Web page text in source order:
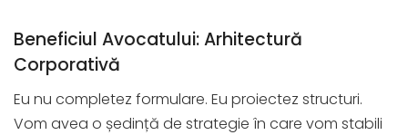
Beneficiul Avocatului: Arhitectură
Corporativă
Eu nu completez formulare. Eu proiectez structuri.
Vom avea o ședință de strategie în care vom stabili